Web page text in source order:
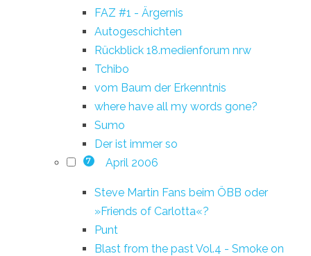
FAZ #1 - Ärgernis
Autogeschichten
Rückblick 18.medienforum nrw
Tchibo
vom Baum der Erkenntnis
where have all my words gone?
Sumo
Der ist immer so
7 April 2006
Steve Martin Fans beim ÖBB oder
»Friends of Carlotta«?
Punt
Blast from the past Vol.4 - Smoke on